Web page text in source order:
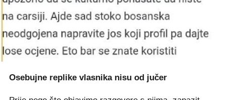
Osebujne replike vlasnika nisu od jučer